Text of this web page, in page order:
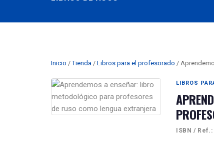
Inicio /Tienda / Libros para el profesorado /
LIBROS
ISBN / Ref.: